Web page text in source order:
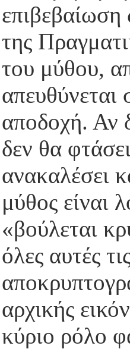
της
του μύθου,
απευθύνεται
αποδοχή. Αν
δεν θα
ανακαλέσει
μύθος είναι
«βούλεται
όλες αυτές
αρχικής
κύριο ρόλο